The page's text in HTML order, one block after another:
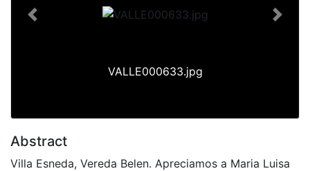
VALLE000633.jpg
Previous Next
Abstract
Villa Esneda, Vereda Belen. Apreciamos a Maria Luisa